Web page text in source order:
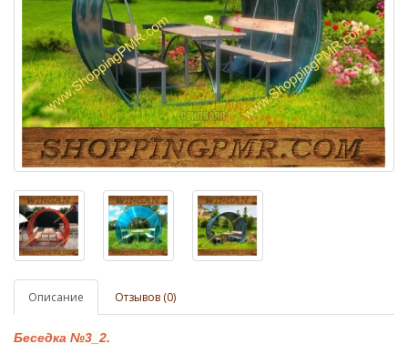
Описание Отзывов (0)
Беседка №3_2.